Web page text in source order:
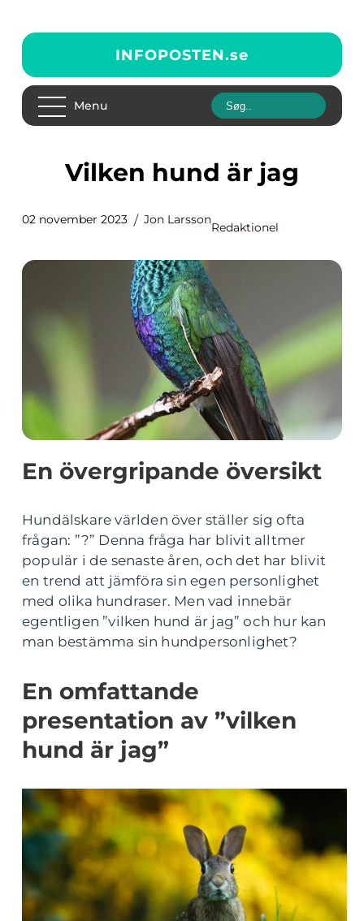
INFOPOSTEN.se
Menu
Vilken hund är jag
02 november 2023 Jon Larsson
Redaktionel
En övergripande översikt
Hundälskare världen över ställer sig ofta
frågan: ”?” Denna fråga har blivit alltmer
populär i de senaste åren, och det har blivit
en trend att jämföra sin egen personlighet
med olika hundraser. Men vad innebär
egentligen ”vilken hund är jag” och hur kan
man bestämma sin hundpersonlighet?
En omfattande
presentation av ”vilken
hund är jag”